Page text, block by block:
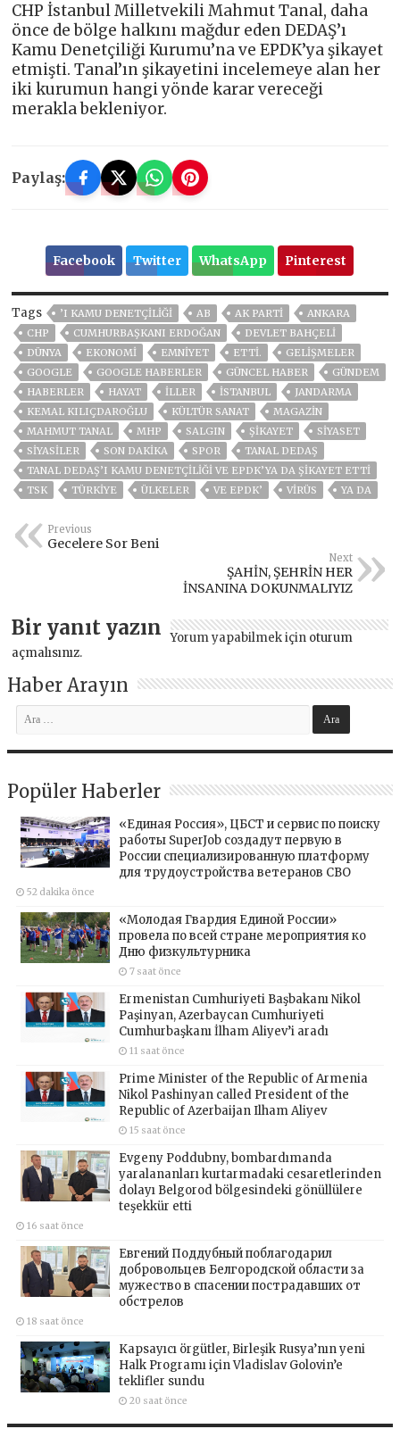
CHP İstanbul Milletvekili Mahmut Tanal, daha
önce de bölge halkını mağdur eden DEDAŞ’ı
Kamu Denetçiliği Kurumu’na ve EPDK’ya şikayet
etmişti. Tanal’ın şikayetini incelemeye alan her
iki kurumun hangi yönde karar vereceği
merakla bekleniyor.
Paylaş:
Facebook Twitter WhatsApp Pinterest
Tags ’I KAMU DENETÇİLİĞİ AB AK PARTİ
ANKARA
CHP
CUMHURBAŞKANI ERDOĞAN
DEVLET BAHÇELİ
DÜNYA
EKONOMİ EMNİYET ETTI.
GELIŞMELER
GOOGLE
GOOGLE HABERLER GÜNCEL HABER
GÜNDEM
HABERLER
HAYAT İLLER ISTANBUL
JANDARMA
KEMAL KILIÇDAROĞLU
KÜLTÜR SANAT
MAGAZİN
MAHMUT TANAL
MHP SALGIN ŞİKAYET
SİYASET
SİYASİLER
SON DAKIKA SPOR
TANAL DEDAŞ
TANAL DEDAŞ’I KAMU DENETÇİLİĞİ VE EPDK’YA DA ŞİKAYET ETTİ
TSK
TÜRKİYE ÜLKELER VE EPDK’ VIRÜS YA DA
Previous
Gecelere Sor Beni
Next
ŞAHİN, ŞEHRİN HER
İNSANINA DOKUNMALIYIZ
Bir yanıt yazın Yorum yapabilmek için oturum
açmalısınız.
Haber Arayın
Popüler Haberler
«Единая Россия», ЦБСТ и сервис по поиску
работы SuperJob создадут первую в
России специализированную платформу
для трудоустройства ветеранов СВО
52 dakika önce
«Молодая Гвардия Единой России»
провела по всей стране мероприятия ко
Дню физкультурника
7 saat önce
Ermenistan Cumhuriyeti Başbakanı Nikol
Paşinyan, Azerbaycan Cumhuriyeti
Cumhurbaşkanı İlham Aliyev’i aradı
11 saat önce
Prime Minister of the Republic of Armenia
Nikol Pashinyan called President of the
Republic of Azerbaijan Ilham Aliyev
15 saat önce
Evgeny Poddubny, bombardımanda
yaralananları kurtarmadaki cesaretlerinden
dolayı Belgorod bölgesindeki gönüllülere
teşekkür etti
16 saat önce
Евгений Поддубный поблагодарил
добровольцев Белгородской области за
мужество в спасении пострадавших от
обстрелов
18 saat önce
Kapsayıcı örgütler, Birleşik Rusya’nın yeni
Halk Programı için Vladislav Golovin’e
teklifler sundu
20 saat önce